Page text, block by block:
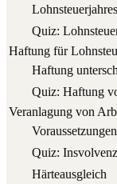
Quiz:
Haftung für
Haf­tung
Quiz: Haf­tung
Veranlagung von
Vor­aus­set­zun­gen
Quiz:
Här­te­aus­gleich